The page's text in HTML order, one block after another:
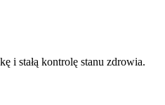
i stałą kontrolę stanu zdrowia.